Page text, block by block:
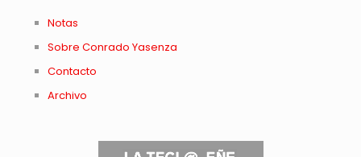
Notas
Sobre Conrado Yasenza
Contacto
Archivo